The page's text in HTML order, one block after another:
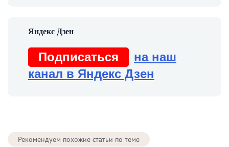
Подписаться
на наш
канал в Яндекс Дзен
Рекомендуем похожие статьи по теме